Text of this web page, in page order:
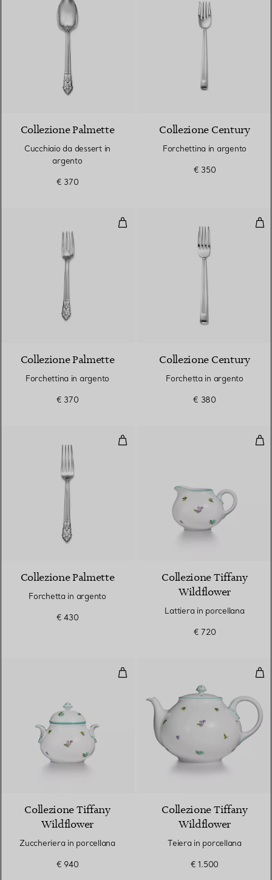
Collezione Palmette
Cucchiaio da dessert in
argento
€ 370
Collezione Century
Forchettina in argento
€ 350
Forchettina in argento
Collezione Palmette
Forchettina in argento
€ 370
Collezione Century
Forchetta in argento
€ 380
Forchetta in argento
Collezione Palmette
Forchetta in argento
€ 430
Collezione Tiffany
Wildflower
Lattiera in porcellana
€ 720
Zuccheriera in porcellana
Collezione Tiffany
Wildflower
Zuccheriera in porcellana
€ 940
Collezione Tiffany
Wildflower
Teiera in porcellana
€ 1.500